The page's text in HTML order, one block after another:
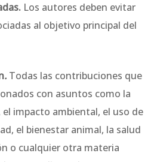
Los autores deben evitar
al objetivo principal del
. Todas las contribuciones que
con asuntos como la
impacto ambiental, el uso de
el bienestar animal, la salud
o cualquier otra materia